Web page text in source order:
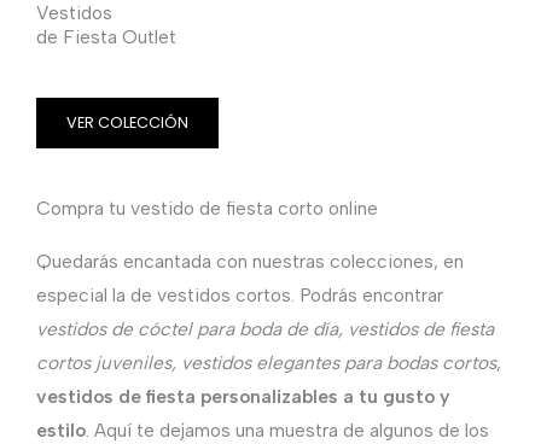
Vestidos
de Fiesta Outlet
VER COLECCIÓN
Compra tu vestido de fiesta corto online
Quedarás encantada con nuestras colecciones, en
especial la de vestidos cortos. Podrás encontrar
vestidos de cóctel para boda de día, vestidos de fiesta
cortos juveniles, vestidos elegantes para bodas cortos,
vestidos de fiesta personalizables a tu gusto y
estilo. Aquí te dejamos una muestra de algunos de los